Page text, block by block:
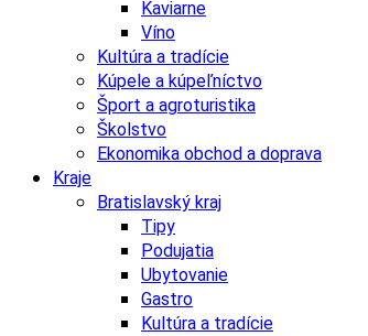
Kaviarne
Víno
Kultúra a tradície
Kúpele a kúpeľníctvo
Šport a agroturistika
Školstvo
Ekonomika obchod a doprava
Kraje
Bratislavský kraj
Tipy
Podujatia
Ubytovanie
Gastro
Kultúra a tradície